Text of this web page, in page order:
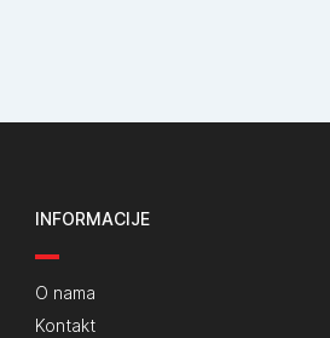
INFORMACIJE
O nama
Kontakt